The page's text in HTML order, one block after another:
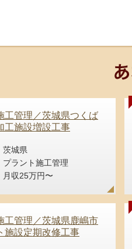
工管理／茨城県つくば
工施設増設工事
茨城県
プラント施工管理
月収25万円〜
工管理／茨城県鹿嶋市
施設定期改修工事